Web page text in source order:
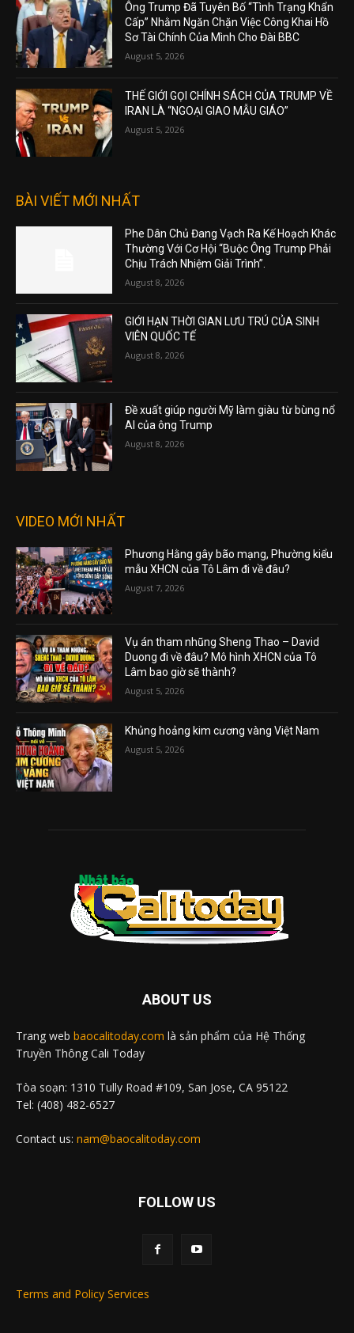
Ông Trump Đã Tuyên Bố “Tình Trạng Khẩn
Cấp” Nhằm Ngăn Chặn Việc Công Khai Hồ
Sơ Tài Chính Của Mình Cho Đài BBC
August 5, 2026
THẾ GIỚI GỌI CHÍNH SÁCH CỦA TRUMP VỀ
IRAN LÀ “NGOẠI GIAO MẪU GIÁO”
August 5, 2026
BÀI VIẾT MỚI NHẤT
Phe Dân Chủ Đang Vạch Ra Kế Hoạch Khác
Thường Với Cơ Hội “Buộc Ông Trump Phải
Chịu Trách Nhiệm Giải Trình”.
August 8, 2026
GIỚI HẠN THỜI GIAN LƯU TRÚ CỦA SINH
VIÊN QUỐC TẾ
August 8, 2026
Đề xuất giúp người Mỹ làm giàu từ bùng nổ
AI của ông Trump
August 8, 2026
VIDEO MỚI NHẤT
Phương Hằng gây bão mạng, Phường kiểu
mẫu XHCN của Tô Lâm đi về đâu?
August 7, 2026
Vụ án tham nhũng Sheng Thao – David
Duong đi về đâu? Mô hình XHCN của Tô
Lâm bao giờ sẽ thành?
August 5, 2026
Khủng hoảng kim cương vàng Việt Nam
August 5, 2026
ABOUT US
Trang web baocalitoday.com là sản phẩm của Hệ Thống
Truyền Thông Cali Today
Tòa soạn: 1310 Tully Road #109, San Jose, CA 95122
Tel: (408) 482-6527
Contact us: nam@baocalitoday.com
FOLLOW US
Terms and Policy Services